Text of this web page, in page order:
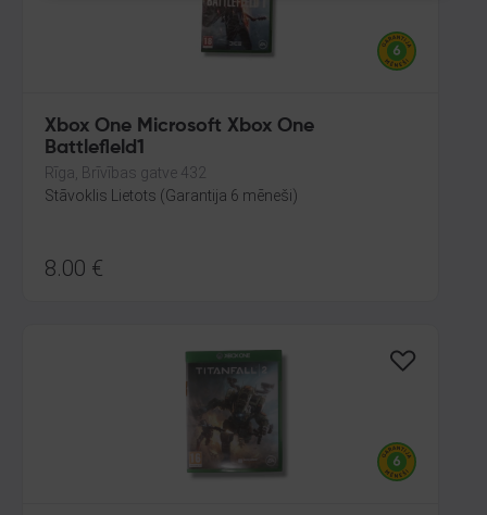
Xbox One Microsoft Xbox One
Battlefleld1
Rīga, Brīvības gatve 432
Stāvoklis Lietots (Garantija 6 mēneši)
8.00 €